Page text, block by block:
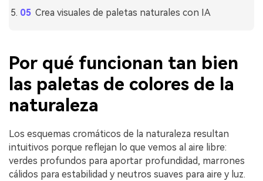
Crea visuales de paletas naturales con IA
Por qué funcionan tan bien
las paletas de colores de la
naturaleza
Los esquemas cromáticos de la naturaleza resultan
intuitivos porque reflejan lo que vemos al aire libre:
verdes profundos para aportar profundidad, marrones
cálidos para estabilidad y neutros suaves para aire y luz.